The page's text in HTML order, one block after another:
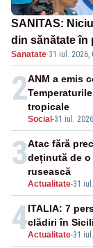
SANITAS:
din sănătate în
Sanatate·31 iul. 2026,
2
Social -31 iul.
ANM a emis
tropicale
3
Actualitate-31
Atac fără
deținută de o
rusească
4Actualitate-31
ITALIA: 7
clădiri în